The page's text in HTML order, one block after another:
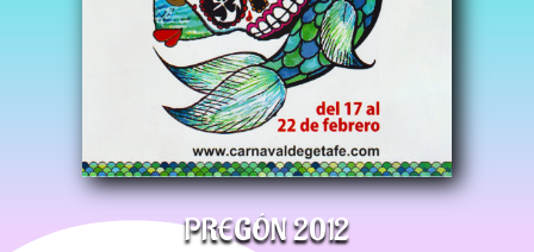
PREGÓN 2012